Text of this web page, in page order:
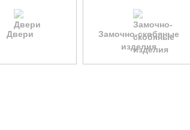
Двери
Замочно-скобяные
изделия